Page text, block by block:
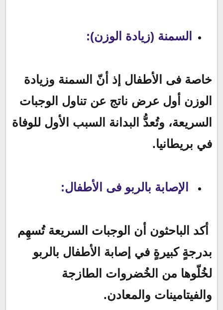
السمنة (زيادة الوزن):
خاصة فى الأطفال إذ أنّ السمنة وزيادة
الوزن أول عرض ناتج عن تناول الوجبات
السريعة، وتُعدُّ البدانة السبب الأول للوفاة
في بريطانيا.
الإصابة بالربو فى الأطفال:
أكد الباحثون أن الوجبات السريعة تُسهِم
بدرجةٍ كبيرةٍ في إصابة الأطفال بالربو
لخُلّوها من الخُضروات الطازجة
والفيتامينات والمعادن.